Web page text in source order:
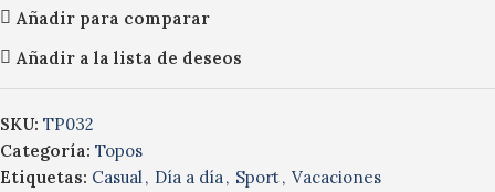
Añadir para comparar
Añadir a la lista de deseos
SKU: TP032
Categoría: Topos
Etiquetas: Casual, Día a día, Sport, Vacaciones